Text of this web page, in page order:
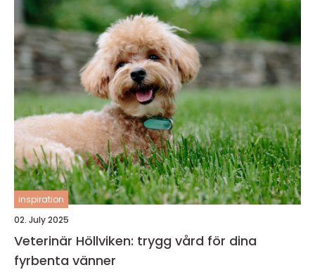
inspiration
02. July 2025
Veterinär Höllviken: trygg vård för dina
fyrbenta vänner